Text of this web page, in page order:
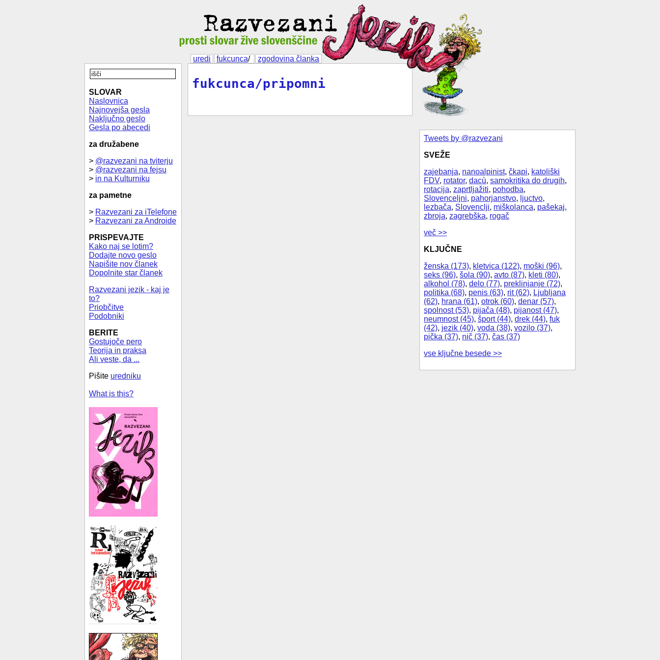
uredi fukcunca/ zgodovina članka
Tweets by @razvezani
SVEŽE
zajebanja, nanoalpinist, čkapi, katoliški
FDV, rotator, dacù, samokritika do drugih,
rotacija, zaprtljažiti, pohodba,
Slovenceljni, pahorjanstvo, ljuctvo,
lezbača, Slovenclji, miškolanca, pašekaj,
zbroja, zagrebška, rogač
več >>
KLJUČNE
ženska (173), kletvica (122), moški (96),
seks (96), šola (90), avto (87), kleti (80),
alkohol (78), delo (77), preklinjanje (72),
politika (68), penis (63), rit (62), Ljubljana
(62), hrana (61), otrok (60), denar (57),
spolnost (53), pijača (48), pijanost (47),
neumnost (45), šport (44), drek (44), fuk
(42), jezik (40), voda (38), vozilo (37),
pička (37), nič (37), čas (37)
vse ključne besede >>
SLOVAR
Naslovnica
Najnovejša gesla
Naključno geslo
Gesla po abecedi
za družabene
> @razvezani na tviterju
> @razvezani na fejsu
> in na Kulturniku
za pametne
> Razvezani za iTelefone
> Razvezani za Androide
PRISPEVAJTE
Kako naj se lotim?
Dodajte novo geslo
Napišite nov članek
Dopolnite star članek
Razvezani jezik - kaj je
to?
Priobčitve
Podobniki
BERITE
Gostujoče pero
Teorija in praksa
Ali veste, da ...
Pišite uredniku
What is this?
fukcunca/pripomni